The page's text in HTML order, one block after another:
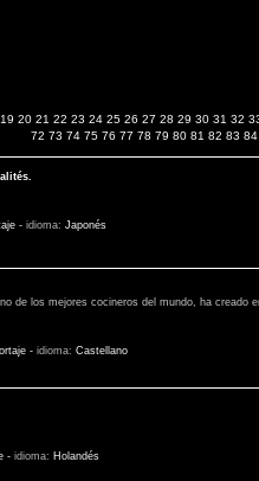
19 20 21 22 23 24 25 26 27 28 29 30 31 32
72 73 74 75 76 77 78 79 80 81 82 83 84
- idioma: Japonés
de los mejores cocineros del mundo, ha
- idioma: Castellano
- idioma: Holandés